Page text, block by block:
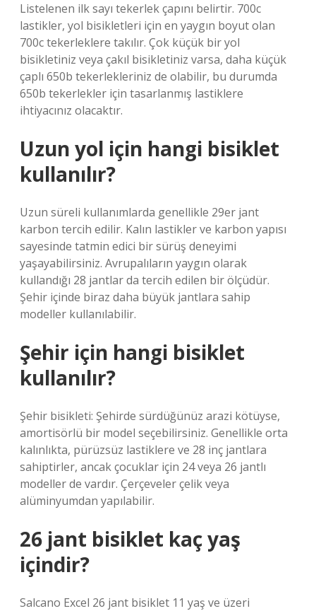
Listelenen ilk sayı tekerlek çapını belirtir. 700c
lastikler, yol bisikletleri için en yaygın boyut olan
700c tekerleklere takılır. Çok küçük bir yol
bisikletiniz veya çakıl bisikletiniz varsa, daha küçük
çaplı 650b tekerlekleriniz de olabilir, bu durumda
650b tekerlekler için tasarlanmış lastiklere
ihtiyacınız olacaktır.
Uzun yol için hangi bisiklet
kullanılır?
Uzun süreli kullanımlarda genellikle 29er jant
karbon tercih edilir. Kalın lastikler ve karbon yapısı
sayesinde tatmin edici bir sürüş deneyimi
yaşayabilirsiniz. Avrupalıların yaygın olarak
kullandığı 28 jantlar da tercih edilen bir ölçüdür.
Şehir içinde biraz daha büyük jantlara sahip
modeller kullanılabilir.
Şehir için hangi bisiklet
kullanılır?
Şehir bisikleti: Şehirde sürdüğünüz arazi kötüyse,
amortisörlü bir model seçebilirsiniz. Genellikle orta
kalınlıkta, pürüzsüz lastiklere ve 28 inç jantlara
sahiptirler, ancak çocuklar için 24 veya 26 jantlı
modeller de vardır. Çerçeveler çelik veya
alüminyumdan yapılabilir.
26 jant bisiklet kaç yaş
içindir?
Salcano Excel 26 jant bisiklet 11 yaş ve üzeri